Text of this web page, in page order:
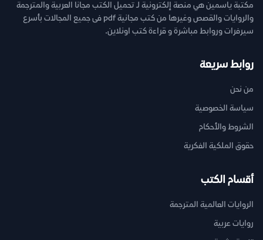
مكتبة ياسمين هي منصة إلكترونية لـ تحميل الكتب مجانا العربية والمترجمة
والروايات والقصص وغيرها من كتب مجانية pdf فى جميع المجالات بأسرع
سيرفرات وروابط مباشرة و قراءة كتب اونلاين.
روابط سريعة
من نحن
سياسة الخصوصية
الشروط والأحكام
حقوق الملكية الفكرية
أقسام الكتب
الروايات العالمية المترجمة
روايات عربية